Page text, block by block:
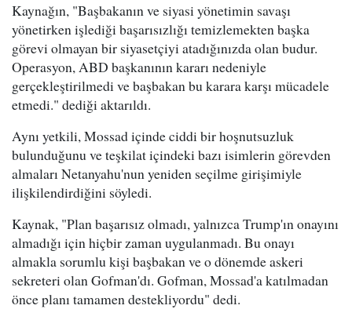
Kaynağın, "Başbakanın ve siyasi yönetimin savaşı
yönetirken işlediği başarısızlığı temizlemekten başka
görevi olmayan bir siyasetçiyi atadığınızda olan budur.
Operasyon, ABD başkanının kararı nedeniyle
gerçekleştirilmedi ve başbakan bu karara karşı mücadele
etmedi." dediği aktarıldı.
Aynı yetkili, Mossad içinde ciddi bir hoşnutsuzluk
bulunduğunu ve teşkilat içindeki bazı isimlerin görevden
almaları Netanyahu'nun yeniden seçilme girişimiyle
ilişkilendirdiğini söyledi.
Kaynak, "Plan başarısız olmadı, yalnızca Trump'ın onayını
almadığı için hiçbir zaman uygulanmadı. Bu onayı
almakla sorumlu kişi başbakan ve o dönemde askeri
sekreteri olan Gofman'dı. Gofman, Mossad'a katılmadan
önce planı tamamen destekliyordu" dedi.